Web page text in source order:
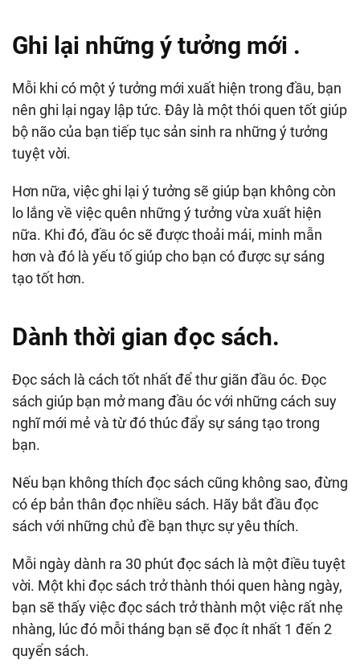
Ghi lại những ý tưởng mới .
Mỗi khi có một ý tưởng mới xuất hiện trong đầu, bạn
nên ghi lại ngay lập tức. Đây là một thói quen tốt giúp
bộ não của bạn tiếp tục sản sinh ra những ý tưởng
tuyệt vời.
Hơn nữa, việc ghi lại ý tưởng sẽ giúp bạn không còn
lo lắng về việc quên những ý tưởng vừa xuất hiện
nữa. Khi đó, đầu óc sẽ được thoải mái, minh mẫn
hơn và đó là yếu tố giúp cho bạn có được sự sáng
tạo tốt hơn.
Dành thời gian đọc sách.
Đọc sách là cách tốt nhất để thư giãn đầu óc. Đọc
sách giúp bạn mở mang đầu óc với những cách suy
nghĩ mới mẻ và từ đó thúc đẩy sự sáng tạo trong
bạn.
Nếu bạn không thích đọc sách cũng không sao, đừng
có ép bản thân đọc nhiều sách. Hãy bắt đầu đọc
sách với những chủ đề bạn thực sự yêu thích.
Mỗi ngày dành ra 30 phút đọc sách là một điều tuyệt
vời. Một khi đọc sách trở thành thói quen hàng ngày,
bạn sẽ thấy việc đọc sách trở thành một việc rất nhẹ
nhàng, lúc đó mỗi tháng bạn sẽ đọc ít nhất 1 đến 2
quyển sách.